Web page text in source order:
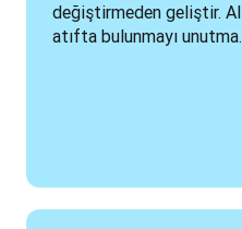
değiştirmeden geliştir.
atıfta bulunmayı unutma.